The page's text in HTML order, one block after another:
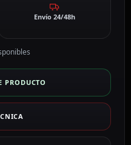
Envío 24/48h
PRODUCTO